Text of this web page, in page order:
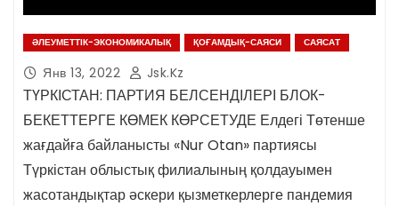
ӘЛЕУМЕТТІК-ЭКОНОМИКАЛЫҚ ҚОҒАМДЫҚ-САЯСИ САЯСАТ
Янв 13, 2022 Jsk.kz
ТҮРКІСТАН: ПАРТИЯ БЕЛСЕНДІЛЕРІ БЛОК-
БЕКЕТТЕРГЕ КӨМЕК КӨРСЕТУДЕ Елдегі Төтенше
жағдайға байланысты «Nur Otan» партиясы
Түркістан облыстық филиалының қолдауымен
жасотандықтар әскери қызметкерлерге пандемия